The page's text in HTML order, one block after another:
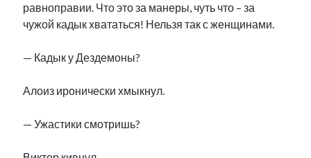
равноправии. Что это за манеры, чуть что – за
чужой кадык хвататься! Нельзя так с женщинами.
— Кадык у Дездемоны?
Алоиз иронически хмыкнул.
— Ужастики смотришь?